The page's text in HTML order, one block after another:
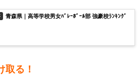
青森県｜高等学校男女ﾊﾞﾚｰﾎﾞｰﾙ部 強豪校ﾗﾝｷﾝｸﾞ
取る！